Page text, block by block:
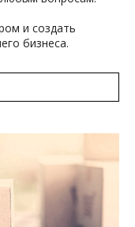
и создать
бизнеса.